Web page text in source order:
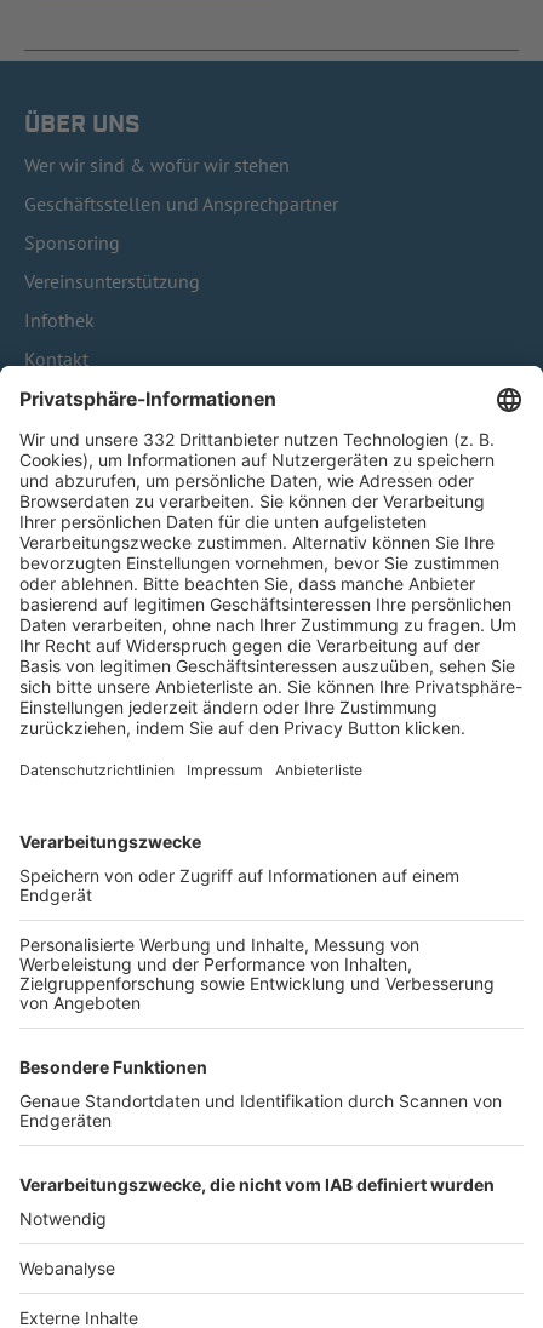
ÜBER UNS
Wer wir sind & wofür wir stehen
Geschäftsstellen und Ansprechpartner
Sponsoring
Vereinsunterstützung
Infothek
Kontakt
HÄUFIG BESUCHTE SEITEN
Pässe und Vereinswechsel
Trainerausbildung
Schulungsangebot Vereinsmitarbeiter
BFV-Geschäftsstellen
Trainerbörse
Login SpielPlus
FOLGE DEM BFV
TOP-VEREINE
TOP-PARTNER
Nutzungsbedingungen Datenschutz Impressum